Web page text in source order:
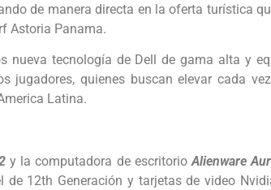
de manera directa en la oferta turística
Astoria Panama.
nueva tecnología de Dell de gama alta y
jugadores, quienes buscan elevar cada
Latina.
y la computadora de escritorioAlienware
12th Generación y tarjetas de video